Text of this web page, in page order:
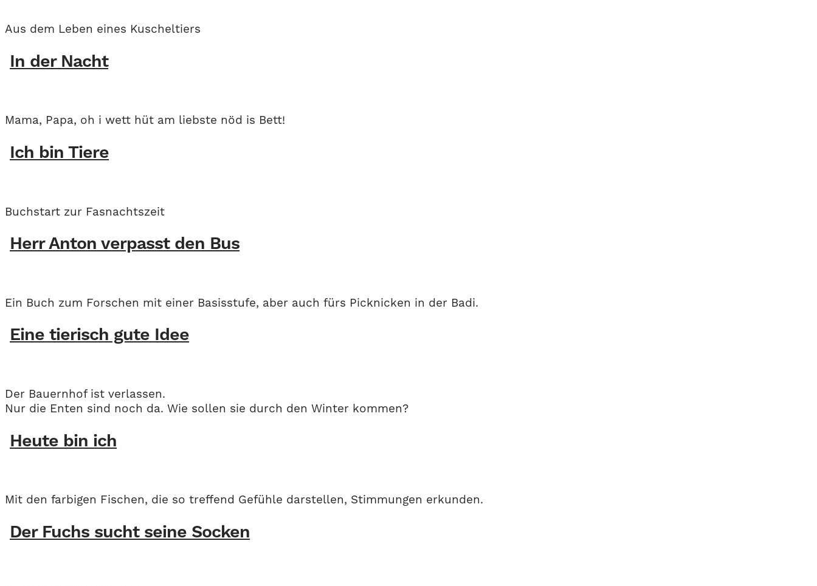
Aus dem Leben eines Kuscheltiers
In der Nacht
Mama, Papa, oh i wett hüt am liebste nöd is Bett!
Ich bin Tiere
Buchstart zur Fasnachtszeit
Herr Anton verpasst den Bus
Ein Buch zum Forschen mit einer Basisstufe, aber auch fürs Picknicken in der Badi.
Eine tierisch gute Idee
Der Bauernhof ist verlassen.
Nur die Enten sind noch da. Wie sollen sie durch den Winter kommen?
Heute bin ich
Mit den farbigen Fischen, die so treffend Gefühle darstellen, Stimmungen erkunden.
Der Fuchs sucht seine Socken